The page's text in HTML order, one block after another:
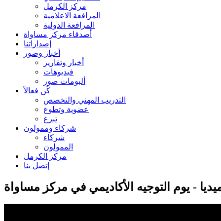
مركز الكرمل
المرافعة الاعلامية
المرافعة الدولية
أصدقاء مركز مساواة
إصداراتنا
أخبار وصور
أخبار وتقارير
فيديوهات
ألبومات صور
كُن فعالاً
التدريب المهني والتخصص
عضوية وتطوع
تبرع
شركاء وممولون
شركاء
الممولون
مركز الكرمل
إتصل بنا
- يوم التوجيه الأكاديمي في مركز مساواة